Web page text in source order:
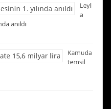
Leyl
a
anıldı
Kamuda
temsil